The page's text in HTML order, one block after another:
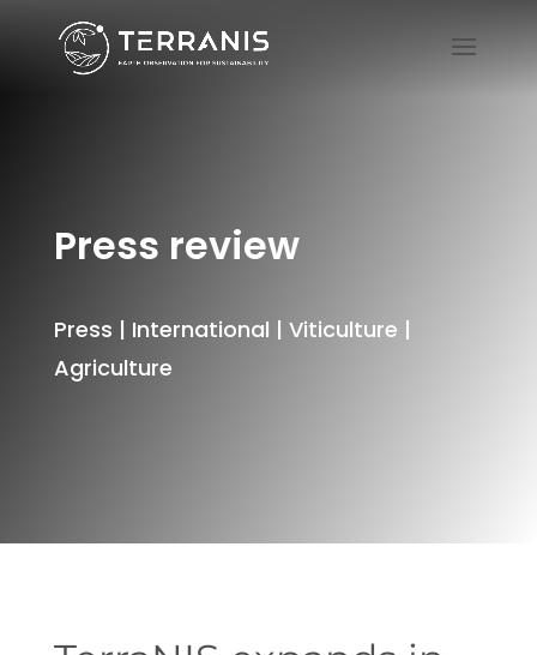
Press review
Press | International | Viticulture |
Agriculture